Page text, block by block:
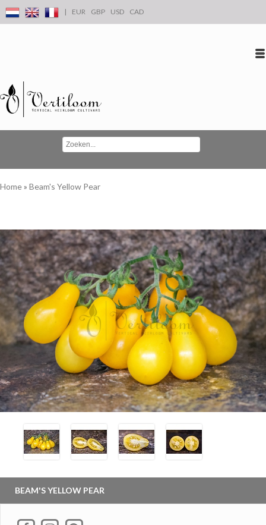
| EUR GBP USD CAD
Home» Beam's Yellow Pear
BEAM'S YELLOW PEAR